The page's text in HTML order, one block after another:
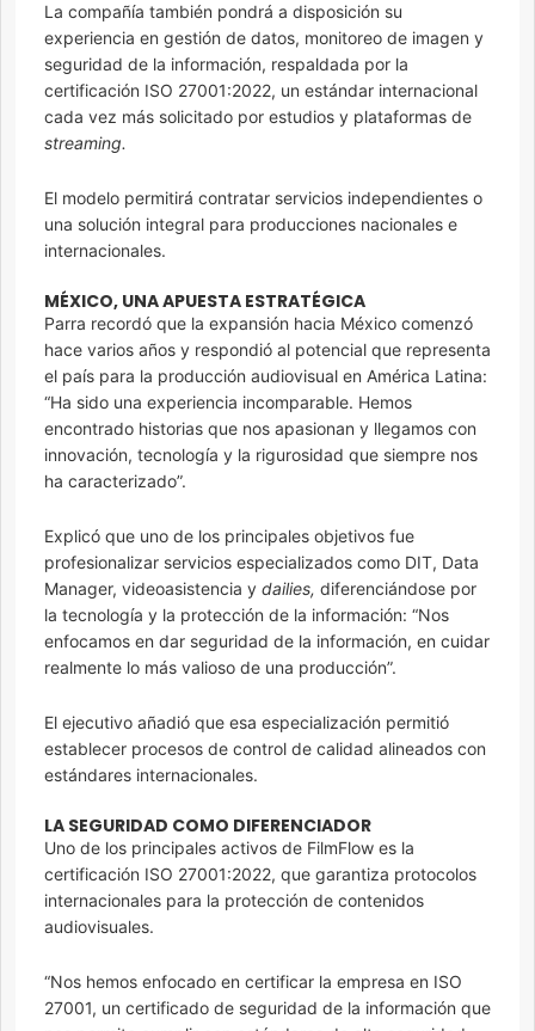
La compañía también pondrá a disposición su
experiencia en gestión de datos, monitoreo de imagen y
seguridad de la información, respaldada por la
certificación ISO 27001:2022, un estándar internacional
cada vez más solicitado por estudios y plataformas de
streaming.
El modelo permitirá contratar servicios independientes o
una solución integral para producciones nacionales e
internacionales.
MÉXICO, UNA APUESTA ESTRATÉGICA
Parra recordó que la expansión hacia México comenzó
hace varios años y respondió al potencial que representa
el país para la producción audiovisual en América Latina:
“Ha sido una experiencia incomparable. Hemos
encontrado historias que nos apasionan y llegamos con
innovación, tecnología y la rigurosidad que siempre nos
ha caracterizado”.
Explicó que uno de los principales objetivos fue
profesionalizar servicios especializados como DIT, Data
Manager, videoasistencia y dailies, diferenciándose por
la tecnología y la protección de la información: “Nos
enfocamos en dar seguridad de la información, en cuidar
realmente lo más valioso de una producción”.
El ejecutivo añadió que esa especialización permitió
establecer procesos de control de calidad alineados con
estándares internacionales.
LA SEGURIDAD COMO DIFERENCIADOR
Uno de los principales activos de FilmFlow es la
certificación ISO 27001:2022, que garantiza protocolos
internacionales para la protección de contenidos
audiovisuales.
“Nos hemos enfocado en certificar la empresa en ISO
27001, un certificado de seguridad de la información que